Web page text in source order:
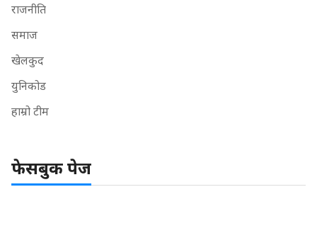
राजनीति
समाज
खेलकुद
युनिकोड
हाम्रो टीम
फेसबुक पेज